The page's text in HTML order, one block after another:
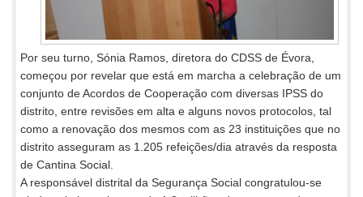
Por seu turno, Sónia Ramos, diretora do CDSS de Évora,
começou por revelar que está em marcha a celebração de um
conjunto de Acordos de Cooperação com diversas IPSS do
distrito, entre revisões em alta e alguns novos protocolos, tal
como a renovação dos mesmos com as 23 instituições que no
distrito asseguram as 1.205 refeições/dia através da resposta
de Cantina Social.
A responsável distrital da Segurança Social congratulou-se